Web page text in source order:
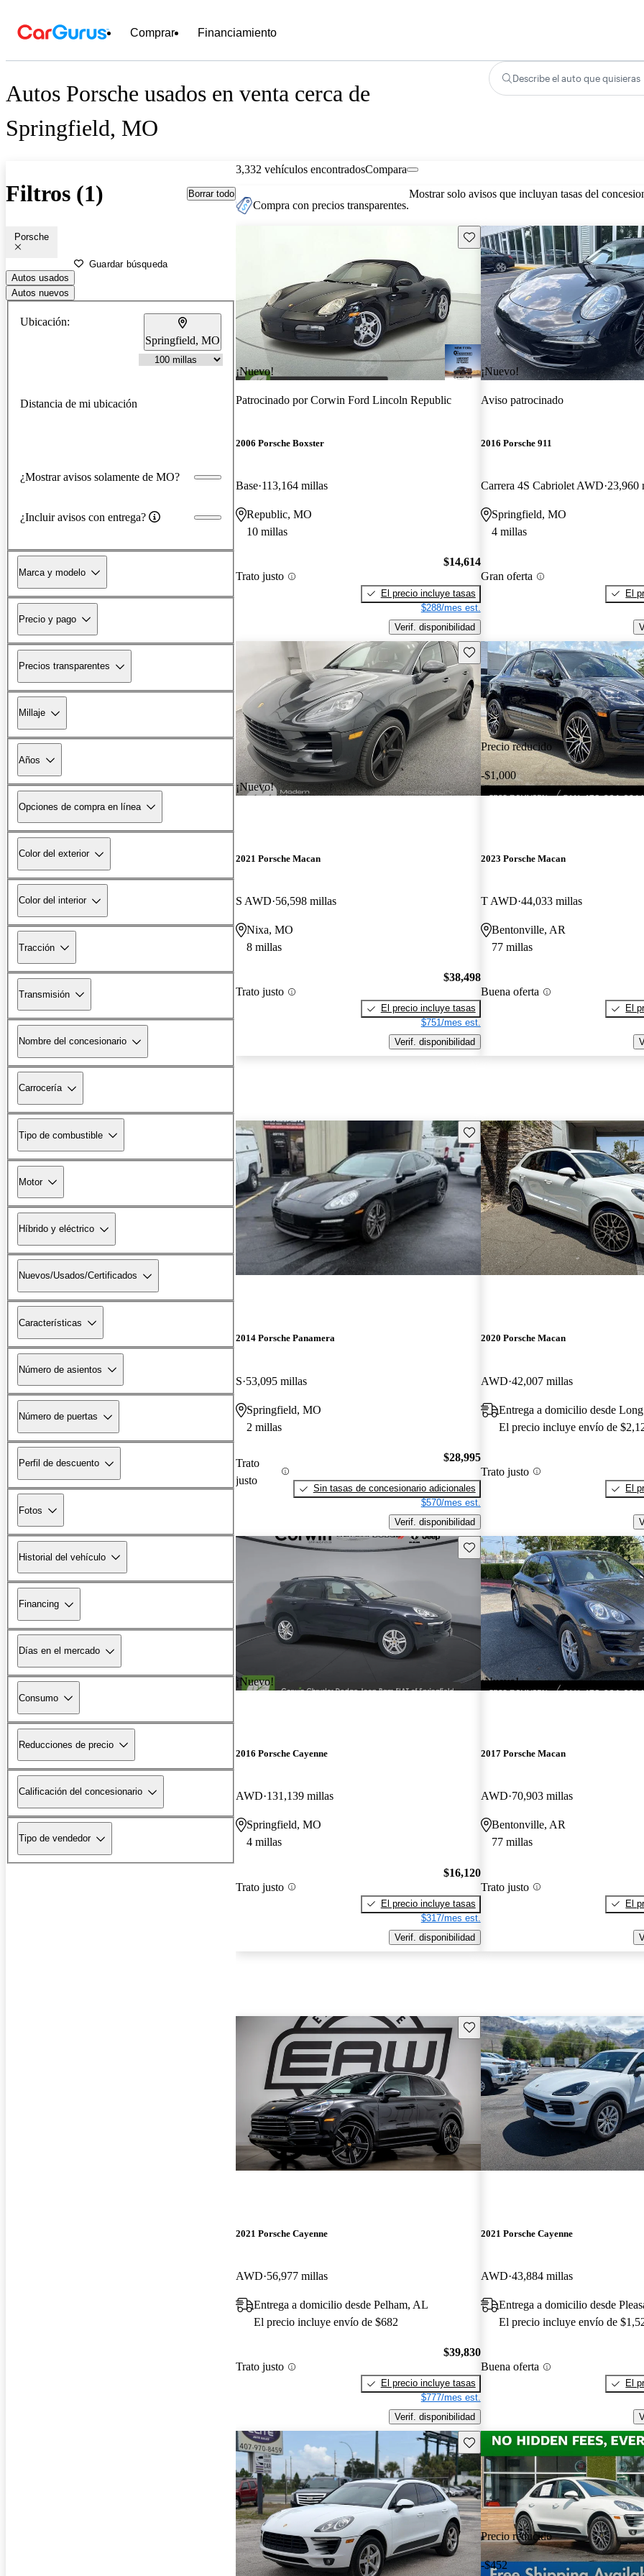
Comprar Financiamiento
Autos Porsche usados en venta cerca de
Springfield, MO
Describe el auto que quisieras
Filtros (1) Borrar todo
Porsche
Guardar búsqueda
Autos usados
Autos nuevos
Ubicación:
Springfield, MO
Distancia de mi ubicación
¿Mostrar avisos solamente de MO?
¿Incluir avisos con entrega?
Marca y modelo
Precio y pago
Precios transparentes
Millaje
Años
Opciones de compra en línea
Color del exterior
Color del interior
Tracción
Transmisión
Nombre del concesionario
Carrocería
Tipo de combustible
Motor
Híbrido y eléctrico
Nuevos/Usados/Certificados
Características
Número de asientos
Número de puertas
Perfil de descuento
Fotos
Historial del vehículo
Financing
Días en el mercado
Consumo
Reducciones de precio
Calificación del concesionario
Tipo de vendedor
3,332 vehículos encontradosCompara
Compra con precios transparentes.
Mostrar solo avisos que incluyan tasas del
¡Nuevo!
Guarda este Aviso
Patrocinado porCorwin Ford Lincoln Republic
2006 Porsche Boxster
Base 113,164 millas
Republic, MO
10 millas
Trato justo
$14,614
El precio incluye tasas
$288/mes est.
Verif. disponibilidad
¡Nuevo!
Aviso patrocinado
2016 Porsche 911
Carrera 4S Cabriolet AWD 23,960
Springfield, MO
4 millas
Gran oferta
El
¡Nuevo!
Guarda este Aviso
2021 Porsche Macan
S AWD 56,598 millas
Nixa, MO
8 millas
Trato justo
$38,498
El precio incluye tasas
$751/mes est.
Verif. disponibilidad
Precio reducido
-$1,000
2023 Porsche Macan
T AWD 44,033 millas
Bentonville, AR
77 millas
Buena oferta
El
Guarda este Aviso
2014 Porsche Panamera
S 53,095 millas
Springfield, MO
2 millas
Trato
justo
$28,995
Sin tasas de concesionario adicionales
$570/mes est.
Verif. disponibilidad
2020 Porsche Macan
AWD 42,007 millas
Entrega a domicilio desde
El precio incluye envío de
Trato justo
El
¡Nuevo!
Guarda este Aviso
2016 Porsche Cayenne
AWD 131,139 millas
Springfield, MO
4 millas
Trato justo
$16,120
El precio incluye tasas
$317/mes est.
Verif. disponibilidad
¡Nuevo!
2017 Porsche Macan
AWD 70,903 millas
Bentonville, AR
77 millas
Trato justo
El
Guarda este Aviso
2021 Porsche Cayenne
AWD 56,977 millas
Entrega a domicilio desde Pelham, AL
El precio incluye envío de $682
Trato justo
$39,830
El precio incluye tasas
$777/mes est.
Verif. disponibilidad
2021 Porsche Cayenne
AWD 43,884 millas
Entrega a domicilio desde
El precio incluye envío de
Buena oferta
El
Guarda este Aviso
Precio reducido
-$452